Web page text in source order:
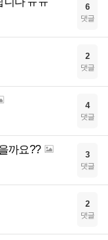
6
댓글
2
댓글
4
댓글
까요?? 3
댓글
2
댓글